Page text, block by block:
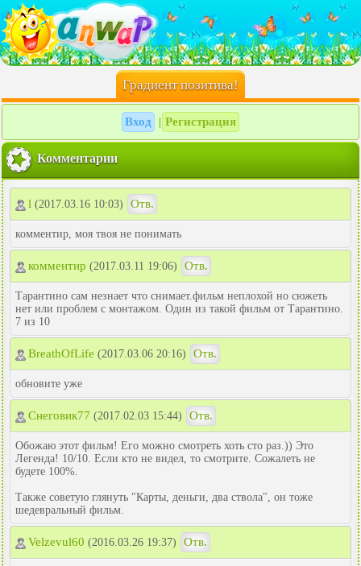
Градиент позитива!
Вход Регистрация
Комментарии
l (2017.03.16 10:03) Отв.
комментир, моя твоя не понимать
комментир (2017.03.11 19:06) Отв.
Тарантино сам незнает что снимает.фильм неплохой но сюжеть
нет или проблем с монтажом. Один из такой фильм от Тарантино.
7 из 10
BreathOfLife (2017.03.06 20:16) Отв.
обновите уже
Снеговик77 (2017.02.03 15:44) Отв.
Обожаю этот фильм! Его можно смотреть хоть сто раз.)) Это
Легенда! 10/10. Если кто не видел, то смотрите. Сожалеть не
будете 100%.
Также советую глянуть "Карты, деньги, два ствола", он тоже
шедевральный фильм.
Velzevul60 (2016.03.26 19:37) Отв.